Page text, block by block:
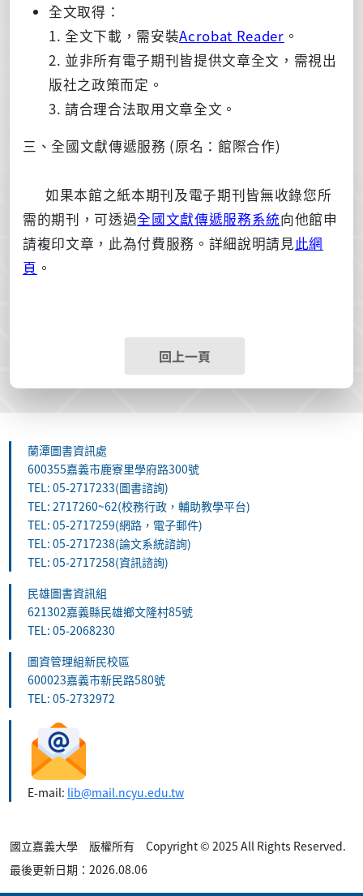
全文取得：
1. 全文下載，需安裝Acrobat Reader 。
2. 並非所有電子期刊皆提供文章全文，需視出
版社之政策而定。
3. 請合理合法取用文章全文。
三、全國文獻傳遞服務 (原名：館際合作)
如果本館之紙本期刊及電子期刊皆無收錄您所
需的期刊，可透過全國文獻傳遞服務系統向他館申
請複印文章，此為付費服務。詳細說明請見此網
頁 。
回上一頁
蘭潭圖書資訊處
600355嘉義市鹿寮里學府路300號
TEL: 05-2717233(圖書諮詢)
TEL: 2717260~62(校務行政，輔助教學平台)
TEL: 05-2717259(網路，電子郵件)
TEL: 05-2717238(論文系統諮詢)
TEL: 05-2717258(資訊諮詢)
民雄圖書資訊組
621302嘉義縣民雄鄉文隆村85號
TEL: 05-2068230
圖資管理組新民校區
600023嘉義市新民路580號
TEL: 05-2732972
E-mail: lib@mail.ncyu.edu.tw
國立嘉義大學 版權所有 Copyright © 2025 All Rights Reserved.
最後更新日期：2026.08.06